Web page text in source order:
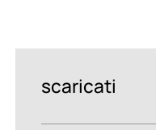
scaricati